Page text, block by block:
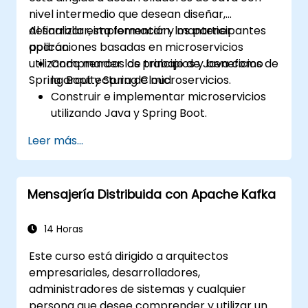
nivel intermedio que desean diseñar,
desarrollar, implementar y mantener
aplicaciones basadas en microservicios
utilizando marcos de trabajo de Java como
Spring Boot y Spring Cloud.
Al finalizar esta formación, los participantes
podrán:
Comprender los principios y beneficios de
la arquitectura de microservicios.
Construir e implementar microservicios
utilizando Java y Spring Boot.
servicios, la gestión de configuraciones y
las puertas de enlace API (API gateways).
Asegurar, monitorear y escalar
microservicios de manera efectiva.
Docker y Kubernetes.
Leer más...
Mensajería Distribuida con Apache Kafka
14 Horas
Este curso está dirigido a arquitectos
empresariales, desarrolladores,
administradores de sistemas y cualquier